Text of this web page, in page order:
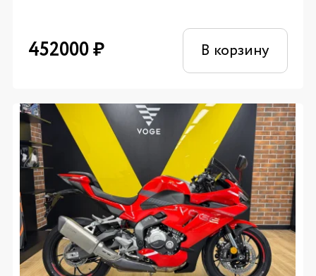
452000₽ В корзину